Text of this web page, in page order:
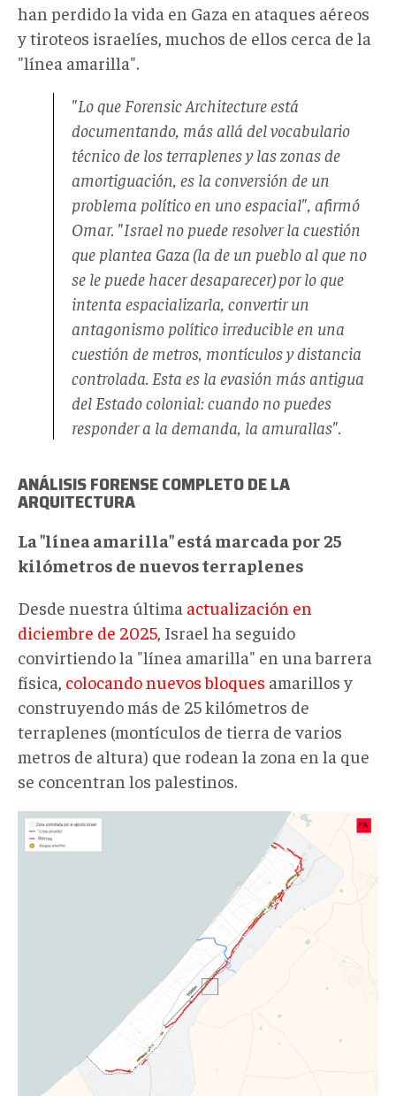
han perdido la vida en Gaza en ataques aéreos
y tiroteos israelíes, muchos de ellos cerca de la
"línea amarilla".
"Lo que Forensic Architecture está
documentando, más allá del vocabulario
técnico de los terraplenes y las zonas de
amortiguación, es la conversión de un
problema político en uno espacial", afirmó
Omar. "Israel no puede resolver la cuestión
que plantea Gaza (la de un pueblo al que no
se le puede hacer desaparecer) por lo que
intenta espacializarla, convertir un
antagonismo político irreducible en una
cuestión de metros, montículos y distancia
controlada. Esta es la evasión más antigua
del Estado colonial: cuando no puedes
responder a la demanda, la amurallas".
ANÁLISIS FORENSE COMPLETO DE LA
ARQUITECTURA
La "línea amarilla" está marcada por 25
kilómetros de nuevos terraplenes
Desde nuestra última actualización en
diciembre de 2025 , Israel ha seguido
convirtiendo la "línea amarilla" en una barrera
física, colocando nuevos bloques amarillos y
construyendo más de 25 kilómetros de
terraplenes (montículos de tierra de varios
metros de altura) que rodean la zona en la que
se concentran los palestinos.
lineaamarilla2.jpg